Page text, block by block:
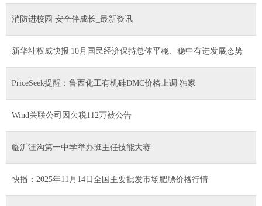
消防进校园 安全伴成长_最新资讯
新华社权威快报|10月国民经济保持总体平稳、稳中有进发展态势
PriceSeek提醒：鲁西化工有机硅DMC价格上调 独家
Wind关联公司因欠税112万被公告
临沂汪沟第一中学举办班主任技能大赛
快播：2025年11月14日全国主要批发市场肥膘价格行情